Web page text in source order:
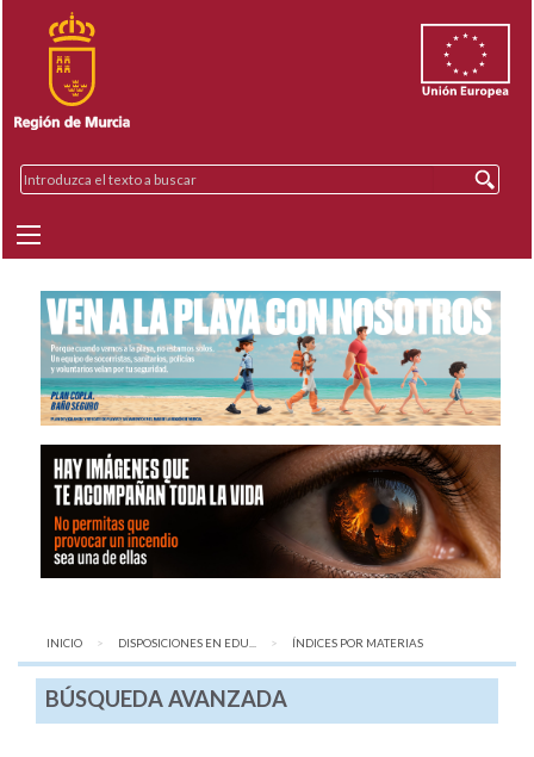
INICIO DISPOSICIONES EN EDU... AQUÍ:
ÍNDICES POR MATERIAS
BÚSQUEDA AVANZADA